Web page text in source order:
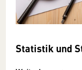
Statistik und